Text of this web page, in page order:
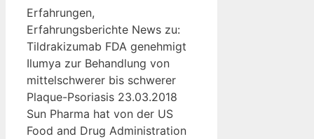
Erfahrungen,
Erfahrungsberichte News zu:
Tildrakizumab FDA genehmigt
Ilumya zur Behandlung von
mittelschwerer bis schwerer
Plaque-Psoriasis 23.03.2018
Sun Pharma hat von der US
Food and Drug Administration